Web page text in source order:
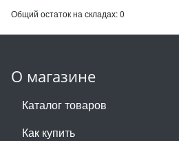
Общий остаток на складах:0
О магазине
Каталог товаров
Как купить